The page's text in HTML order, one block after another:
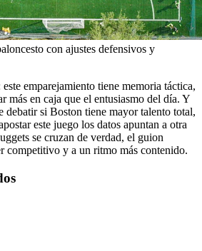
con ajustes defensivos y
emparejamiento tiene memoria táctica,
más en caja que el entusiasmo del día. Y
debatir si Boston tiene mayor talento total,
este juego los datos apuntan a otra
se cruzan de verdad, el guion
competitivo y a un ritmo más contenido.